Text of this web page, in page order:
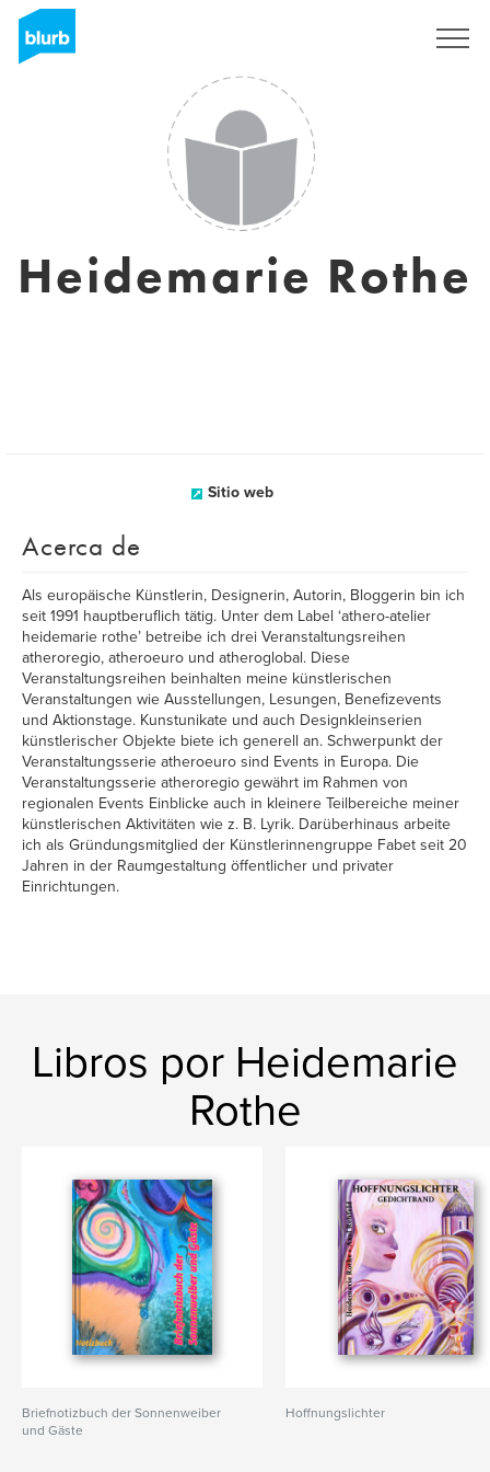
Heidemarie Rothe
Sitio web
Acerca de
Als europäische Künstlerin, Designerin, Autorin, Bloggerin bin ich
seit 1991 hauptberuflich tätig. Unter dem Label ‘athero-atelier
heidemarie rothe’ betreibe ich drei Veranstaltungsreihen
atheroregio, atheroeuro und atheroglobal. Diese
Veranstaltungsreihen beinhalten meine künstlerischen
Veranstaltungen wie Ausstellungen, Lesungen, Benefizevents
und Aktionstage. Kunstunikate und auch Designkleinserien
künstlerischer Objekte biete ich generell an. Schwerpunkt der
Veranstaltungsserie atheroeuro sind Events in Europa. Die
Veranstaltungsserie atheroregio gewährt im Rahmen von
regionalen Events Einblicke auch in kleinere Teilbereiche meiner
künstlerischen Aktivitäten wie z. B. Lyrik. Darüberhinaus arbeite
ich als Gründungsmitglied der Künstlerinnengruppe Fabet seit 20
Jahren in der Raumgestaltung öffentlicher und privater
Einrichtungen.
Libros por Heidemarie
Rothe
Briefnotizbuch der Sonnenweiber
und Gäste
Hoffnungslichter